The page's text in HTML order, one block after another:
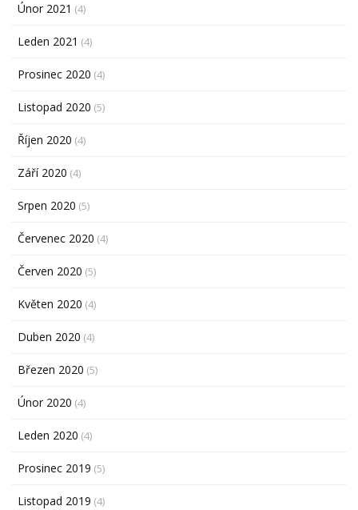
Únor 2021 (4)
Leden 2021 (4)
Prosinec 2020 (4)
Listopad 2020 (5)
Říjen 2020 (4)
Září 2020 (4)
Srpen 2020 (5)
Červenec 2020 (4)
Červen 2020 (5)
Květen 2020 (4)
Duben 2020 (4)
Březen 2020 (5)
Únor 2020 (4)
Leden 2020 (4)
Prosinec 2019 (5)
Listopad 2019 (4)